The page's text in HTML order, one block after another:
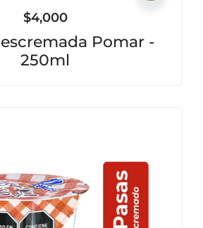
$4,000
Pomar -
250ml